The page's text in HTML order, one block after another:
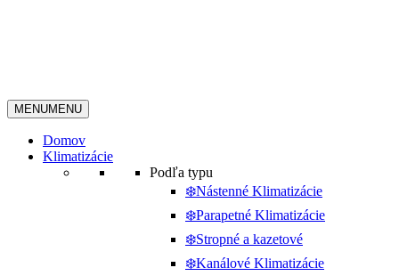
MENUMENU
Domov
Klimatizácie
Podľa typu
❄️Nástenné Klimatizácie
❄️Parapetné Klimatizácie
❄️Stropné a kazetové
❄️Kanálové Klimatizácie